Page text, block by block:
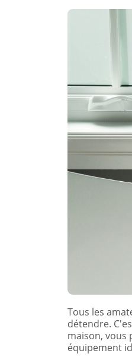
Tous les
détendre.
maison, vous
équipement